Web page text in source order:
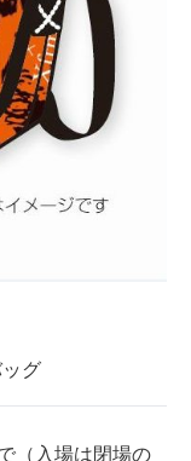
グ
（入場は閉場の